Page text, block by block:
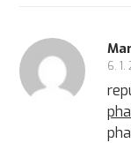
6. 1.